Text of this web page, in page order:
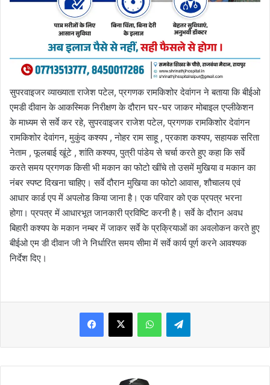
सुपरवाइजर व्याख्याता राजेश पटेल, प्रगणक रामकिशोर देवांगन ने बताया कि बीईओ
एमडी दीवान के आकस्मिक निरीक्षण के दौरान घर-घर जाकर मोबाइल एप्लीकेशन
के माध्यम से सर्वे कर रहे, सुपरवाइजर राजेश पटेल, प्रगणक रामकिशोर देवांगन
रामकिशोर देवांगन, मुकुंद कश्यप , नोहर राम साहू , प्रकाश कश्यप, सहायक सरिता
नेताम , फूलबाई खूंटे , शांति कश्यप, पुत्री पांडेय से चर्चा करते हुए कहा कि सर्वे
करते समय प्रगणक किसी भी मकान का फोटो खींचे तो उसमें मुखिया व मकान का
नंबर स्पष्ट दिखना चाहिए। सर्वे दौरान मुखिया का फोटो आवास, शौचालय एवं
आधार कार्ड एप में अपलोड किया जाना है। एक परिवार को एक प्रपत्र भरना
होगा। प्रपत्र में आधारभूत जानकारी प्रविष्टि करनी है। सर्वे के दौरान अवध
बिहारी कश्यप के मकान नम्बर में जाकर सर्वे के प्रक्रियाओं का अवलोकन करते हुए
बीईओ एम डी दीवान जी ने निर्धारित समय सीमा में सर्वे कार्य पूर्ण करने आवश्यक
निर्देश दिए।
WhatsAppTelegram